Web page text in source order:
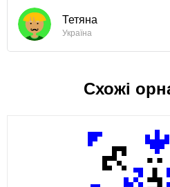
Тетяна
Україна
Схожі